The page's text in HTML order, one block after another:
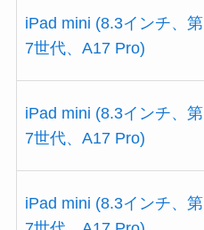
iPad mini (8.3インチ、第
7世代、A17 Pro)
iPad mini (8.3インチ、第
7世代、A17 Pro)
iPad mini (8.3インチ、第